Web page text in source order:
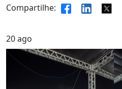
Compartilhe:
20ago